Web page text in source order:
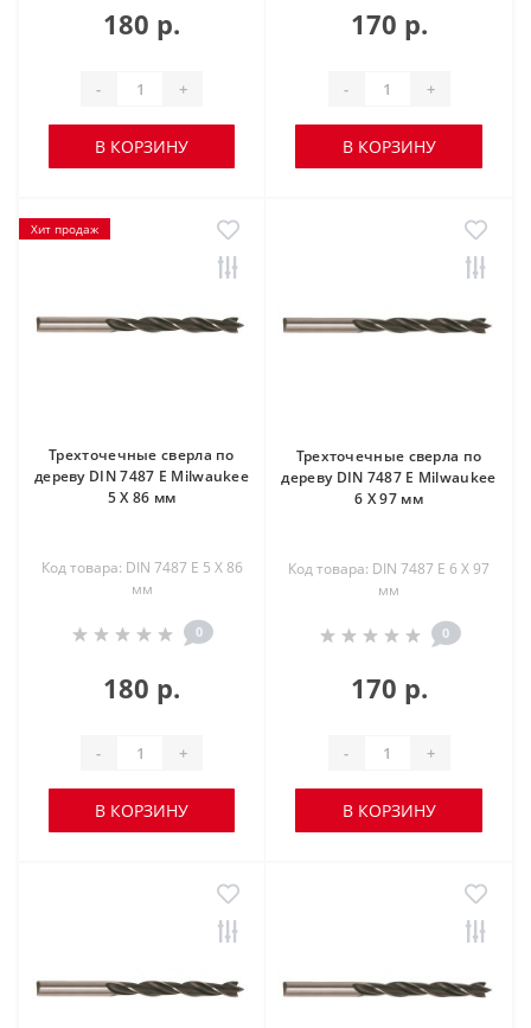
180 р.
- +
В КОРЗИНУ
170 р.
- +
В КОРЗИНУ
Хит продаж
Трехточечные сверла по
дереву DIN 7487 E Milwaukee
5 Х 86 мм
Код товара: DIN 7487 E 5 Х 86
мм
0
180 р.
- +
В КОРЗИНУ
Трехточечные сверла по
дереву DIN 7487 E Milwaukee
6 Х 97 мм
Код товара: DIN 7487 E 6 Х 97
мм
0
170 р.
- +
В КОРЗИНУ